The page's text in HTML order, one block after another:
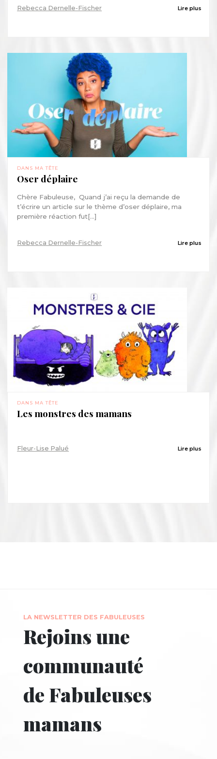
Rebecca Dernelle-Fischer Lire plus
DANS MA TÊTE
Oser déplaire
Chère Fabuleuse, Quand j’ai reçu la demande de
t’écrire un article sur le thème d’oser déplaire, ma
première réaction fut[...]
Rebecca Dernelle-Fischer Lire plus
DANS MA TÊTE
Les monstres des mamans
Fleur-Lise Palué Lire plus
LA NEWSLETTER DES FABULEUSES
Rejoins une
communauté
de Fabuleuses
mamans